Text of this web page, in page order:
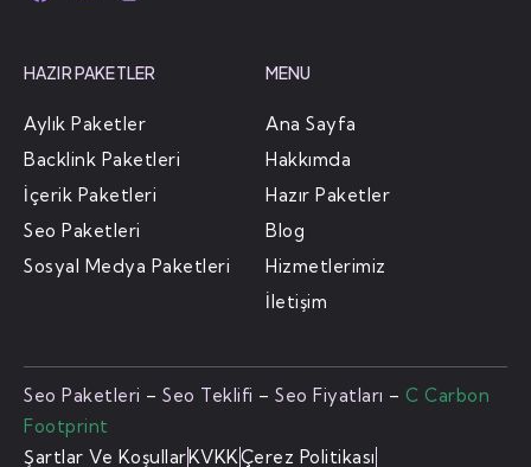
HAZIR PAKETLER
Aylık Paketler
Backlink Paketleri
İçerik Paketleri
Seo Paketleri
Sosyal Medya Paketleri
MENU
Ana Sayfa
Hakkımda
Hazır Paketler
Blog
Hizmetlerimiz
İletişim
Seo Paketleri – Seo Teklifi – Seo Fiyatları – C Carbon
Footprint
Şartlar Ve KoşullarKVKKÇerez Politikası